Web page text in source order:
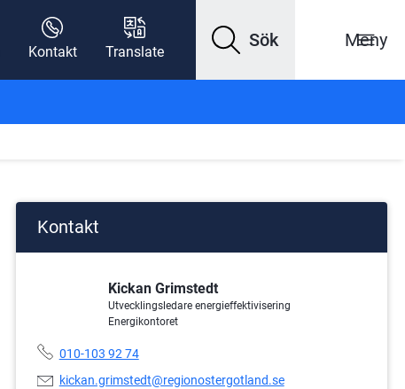
Kontakt Translate
Sök Meny
Kontakt
Kickan Grimstedt
Utvecklingsledare energieffektivisering
Energikontoret
Telefonnummer:
010-103 92 74
E-
kickan.grimstedt@regionostergotland.se